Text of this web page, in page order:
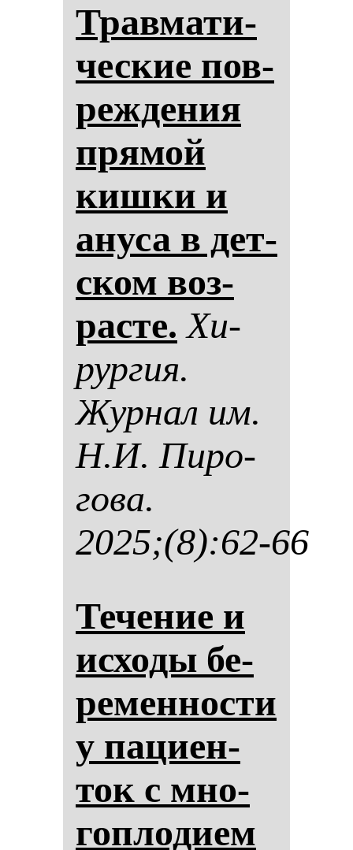
Трав­ма­ти­
чес­кие пов­
реж­де­ния
пря­мой
киш­ки и
ану­са в дет­
ском воз­
рас­те. Хи­
рур­гия.
Жур­нал им.
Н.И. Пи­ро­
го­ва.
2025;(8):62-66
Те­че­ние и
ис­хо­ды бе­
ре­мен­нос­ти
у па­ци­ен­
ток с мно­
гоп­ло­ди­ем